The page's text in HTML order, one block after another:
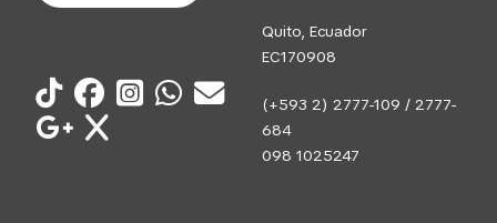
Quito, Ecuador
EC170908
(+593 2) 2777-109 / 2777-
684
098 1025247